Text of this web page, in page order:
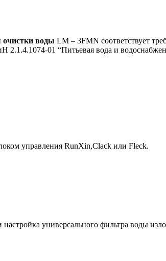
воды LM – 3FMN соответствует
01 “Питьевая вода и
управления RunXin,Clack или Fleck.
универсального фильтра воды